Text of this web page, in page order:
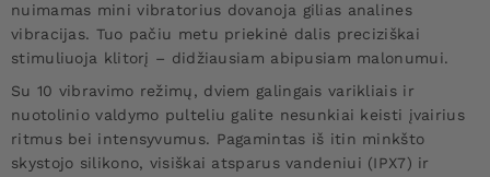
nuimamas mini vibratorius dovanoja gilias analines
vibracijas. Tuo pačiu metu priekinė dalis preciziškai
stimuliuoja klitorį – didžiausiam abipusiam malonumui.
Su 10 vibravimo režimų, dviem galingais varikliais ir
nuotolinio valdymo pulteliu galite nesunkiai keisti įvairius
ritmus bei intensyvumus. Pagamintas iš itin minkšto
skystojo silikono, visiškai atsparus vandeniui (IPX7) ir